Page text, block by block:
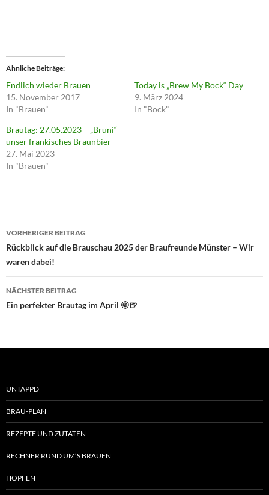
Ähnliche Beiträge
Endlich wieder Brauen
15. November 2017
In "Brauen"
Today is „Brew My Bock“ Day
9. März 2024
In "Bock"
Brautag: 27.05.2023 – „Bruni“
unser fränkisches Braunbier
27. Mai 2023
In "Brauen"
Beitragsnavigation
VORHERIGER BEITRAG
Rückblick auf die Brauschau 2025 der Braufreunde Münster – Wir
waren dabei!
NÄCHSTER BEITRAG
Ein perfekter Brautag im April 🌞🍺
UNTAPPD
BRAU-PLAN
REZEPTE UND ZUTATEN
RECHNER RUND UM’S BRAUEN
HOPFEN